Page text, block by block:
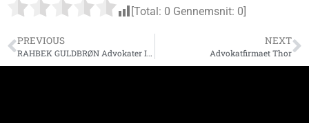
[Total: 0 Gennemsnit: 0
PREVIOUS
RAHBEK GULDBRØN Advokater I/S
NEXT
Advokatfirmaet Thor